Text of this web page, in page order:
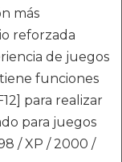
más
reforzada
de juegos
funciones
para realizar
para juegos
/ XP / 2000 /